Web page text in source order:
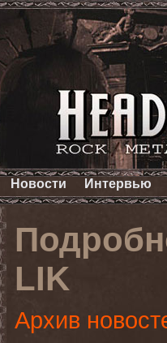
Новости Интервью
LIK
Архив